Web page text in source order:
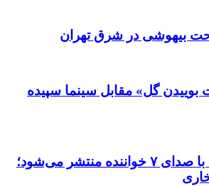
بیهوشی در شرق تهران
بوییدن گل» مقابل سینما سپیده
آلبوم «بدرقه» با صدای ۷ خواننده منتشر می‌شود؛